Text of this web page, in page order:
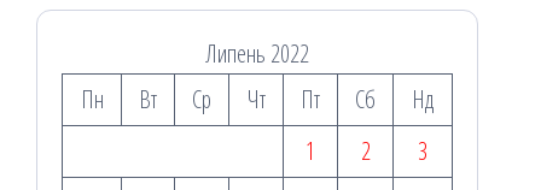
Липень 2022
Пн
Вт Ср Чт Пт Сб
Нд
1
2
3